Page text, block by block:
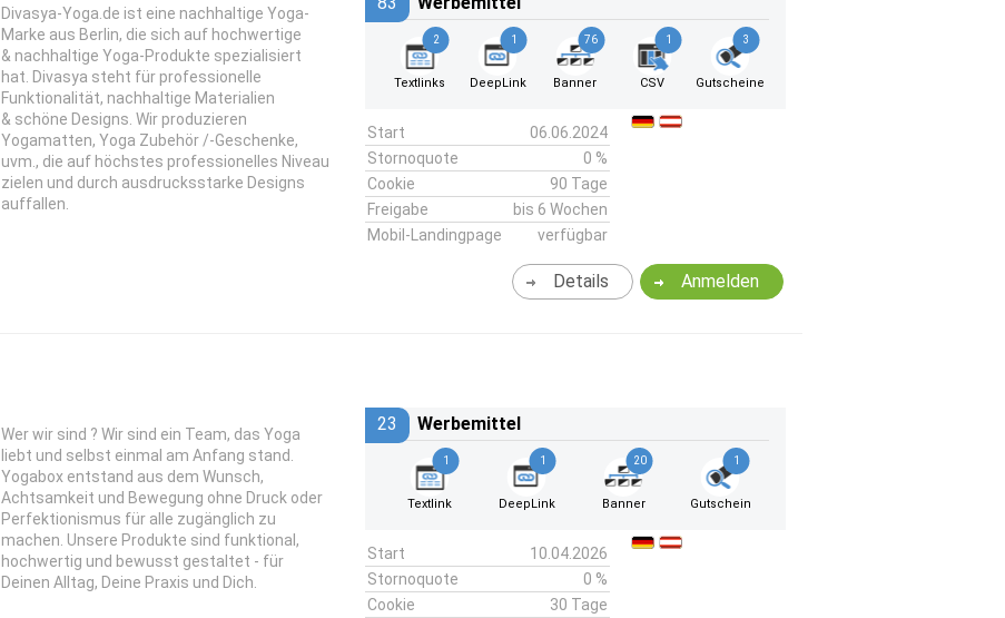
Divasya-Yoga.de ist eine nachhaltige Yoga-
Marke aus Berlin, die sich auf hochwertige
& nachhaltige Yoga-Produkte spezialisiert
hat. Divasya steht für professionelle
Funktionalität, nachhaltige Materialien
& schöne Designs. Wir produzieren
Yogamatten, Yoga Zubehör /-Geschenke,
uvm., die auf höchstes professionelles Niveau
zielen und durch ausdrucksstarke Designs
auffallen.
2
Textlinks
1
DeepLink
76
Banner
1
CSV
3
Gutscheine
Start
06.06.2024
Stornoquote
0 %
Cookie
90 Tage
Freigabe
bis 6 Wochen
Mobil-Landingpage
verfügbar
Anmelden
Details
Wer wir sind ? Wir sind ein Team, das Yoga
liebt und selbst einmal am Anfang stand.
Yogabox entstand aus dem Wunsch,
Achtsamkeit und Bewegung ohne Druck oder
Perfektionismus für alle zugänglich zu
machen. Unsere Produkte sind funktional,
hochwertig und bewusst gestaltet - für
Deinen Alltag, Deine Praxis und Dich.
23 Werbemittel
1
Textlink
1
DeepLink
20
Banner
1
Gutschein
Start
10.04.2026
Stornoquote
0 %
Cookie
30 Tage